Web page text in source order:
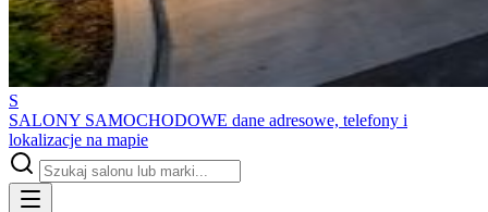
S
SALONY SAMOCHODOWE dane adresowe, telefony i
lokalizacje na mapie